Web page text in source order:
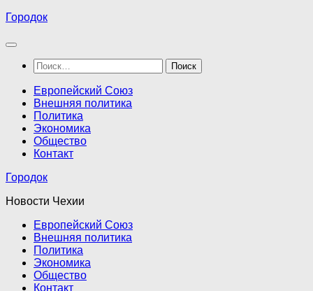
Перейти
содержимому
Городок
Найти:
Европейский Союз
Внешняя политика
Политика
Экономика
Общество
Контакт
Городок
Новости Чехии
Европейский Союз
Внешняя политика
Политика
Экономика
Общество
Контакт